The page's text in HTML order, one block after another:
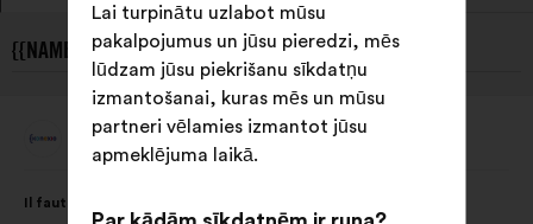
{{NAME}} JAUNĀKIE PRIEKŠLIKUMI:
PriekšlikumuKonexio
saturs:
Il faut mettre en place des formations sur les biais et la
ir
Lai turpinātu uzlabot mūsu
pakalpojumus un jūsu pieredzi, mēs
lūdzam jūsu piekrišanu sīkdatņu
izmantošanai, kuras mēs un mūsu
partneri vēlamies izmantot jūsu
apmeklējuma laikā.